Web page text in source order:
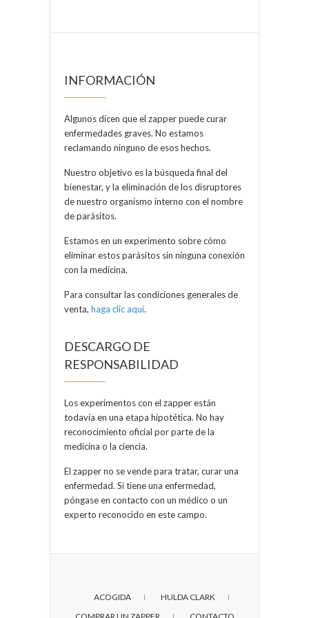
INFORMACIÓN
Algunos dicen que el zapper puede curar
enfermedades graves. No estamos
reclamando ninguno de esos hechos.
Nuestro objetivo es la búsqueda final del
bienestar, y la eliminación de los disruptores
de nuestro organismo interno con el nombre
de parásitos.
Estamos en un experimento sobre cómo
eliminar estos parásitos sin ninguna conexión
con la medicina.
Para consultar las condiciones generales de
venta, haga clic aquí.
DESCARGO DE
RESPONSABILIDAD
Los experimentos con el zapper están
todavía en una etapa hipotética. No hay
reconocimiento oficial por parte de la
medicina o la ciencia.
El zapper no se vende para tratar, curar una
enfermedad. Si tiene una enfermedad,
póngase en contacto con un médico o un
experto reconocido en este campo.
ACOGIDA
HULDA CLARK